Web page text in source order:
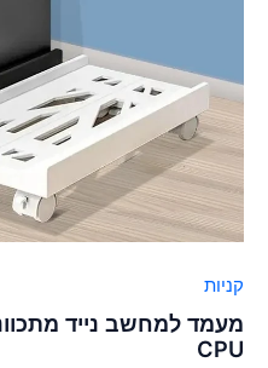
קניות
מעמד למחשב נייד
CPU